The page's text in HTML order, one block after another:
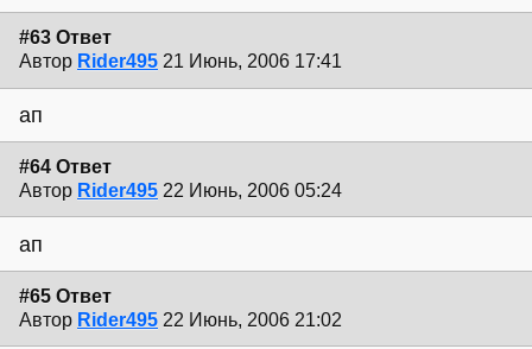
#63 Ответ
Автор Rider495 21 Июнь, 2006 17:41
ап
#64 Ответ
Автор Rider495 22 Июнь, 2006 05:24
ап
#65 Ответ
Автор Rider495 22 Июнь, 2006 21:02